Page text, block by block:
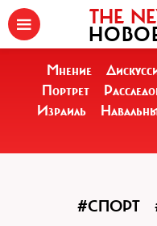
THE
Мнение
Портрет
Израиль
#СПОРТ